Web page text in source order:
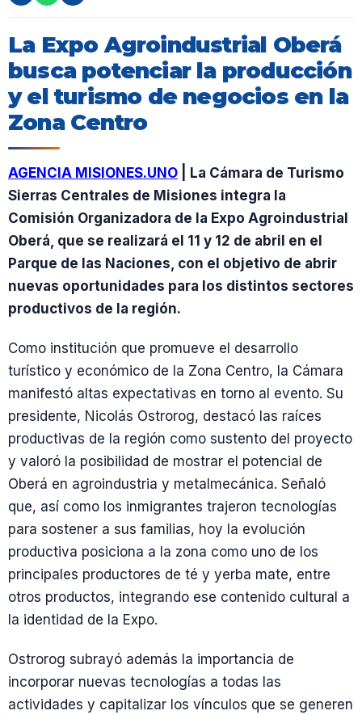
La Expo Agroindustrial Oberá
busca potenciar la producción
y el turismo de negocios en la
Zona Centro
AGENCIA MISIONES.UNO | La Cámara de Turismo
Sierras Centrales de Misiones integra la
Comisión Organizadora de la Expo Agroindustrial
Oberá, que se realizará el 11 y 12 de abril en el
Parque de las Naciones, con el objetivo de abrir
nuevas oportunidades para los distintos sectores
productivos de la región.
Como institución que promueve el desarrollo
turístico y económico de la Zona Centro, la Cámara
manifestó altas expectativas en torno al evento. Su
presidente, Nicolás Ostrorog, destacó las raíces
productivas de la región como sustento del proyecto
y valoró la posibilidad de mostrar el potencial de
Oberá en agroindustria y metalmecánica. Señaló
que, así como los inmigrantes trajeron tecnologías
para sostener a sus familias, hoy la evolución
productiva posiciona a la zona como uno de los
principales productores de té y yerba mate, entre
otros productos, integrando ese contenido cultural a
la identidad de la Expo.
Ostrorog subrayó además la importancia de
incorporar nuevas tecnologías a todas las
actividades y capitalizar los vínculos que se generen